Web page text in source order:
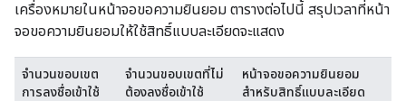
เครื่องหมายในหน้าจอขอความยินยอม ตารางต่อไปนี้ สรุปเวลาที่หน้า
จอขอความยินยอมให้ใช้สิทธิ์แบบละเอียดจะแสดง
จำนวนขอบเขต
การลงชื่อเข้าใช้
จำนวนขอบเขตที่ไม่
ต้องลงชื่อเข้าใช้
หน้าจอขอความยินยอม
สำหรับสิทธิ์แบบละเอียด